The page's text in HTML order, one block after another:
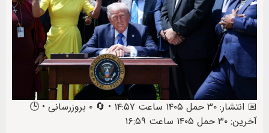
📅 انتشار: ۳۰ حمل ۱۴۰۵ ساعت ۱۴:۵۷ • 🔄 ۰ بروزرسانی • 🕒
آخرین: ۳۰ حمل ۱۴۰۵ ساعت ۱۶:۵۹